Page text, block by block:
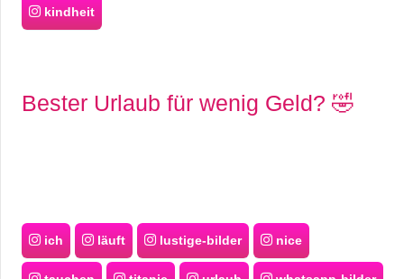
kindheit
Bester Urlaub für wenig Geld? 🤣
ich läuft lustige-bilder nice